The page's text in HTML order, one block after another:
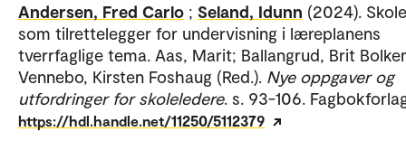
Andersen, Fred Carlo ; Seland, Idunn (2024).
som tilrettelegger for undervisning i læreplanens
tverrfaglige tema. Aas, Marit; Ballangrud, Brit
Vennebo, Kirsten Foshaug (Red.). Nye oppgaver og
utfordringer for skoleledere. s. 93-106.
https://hdl.handle.net/11250/5112379